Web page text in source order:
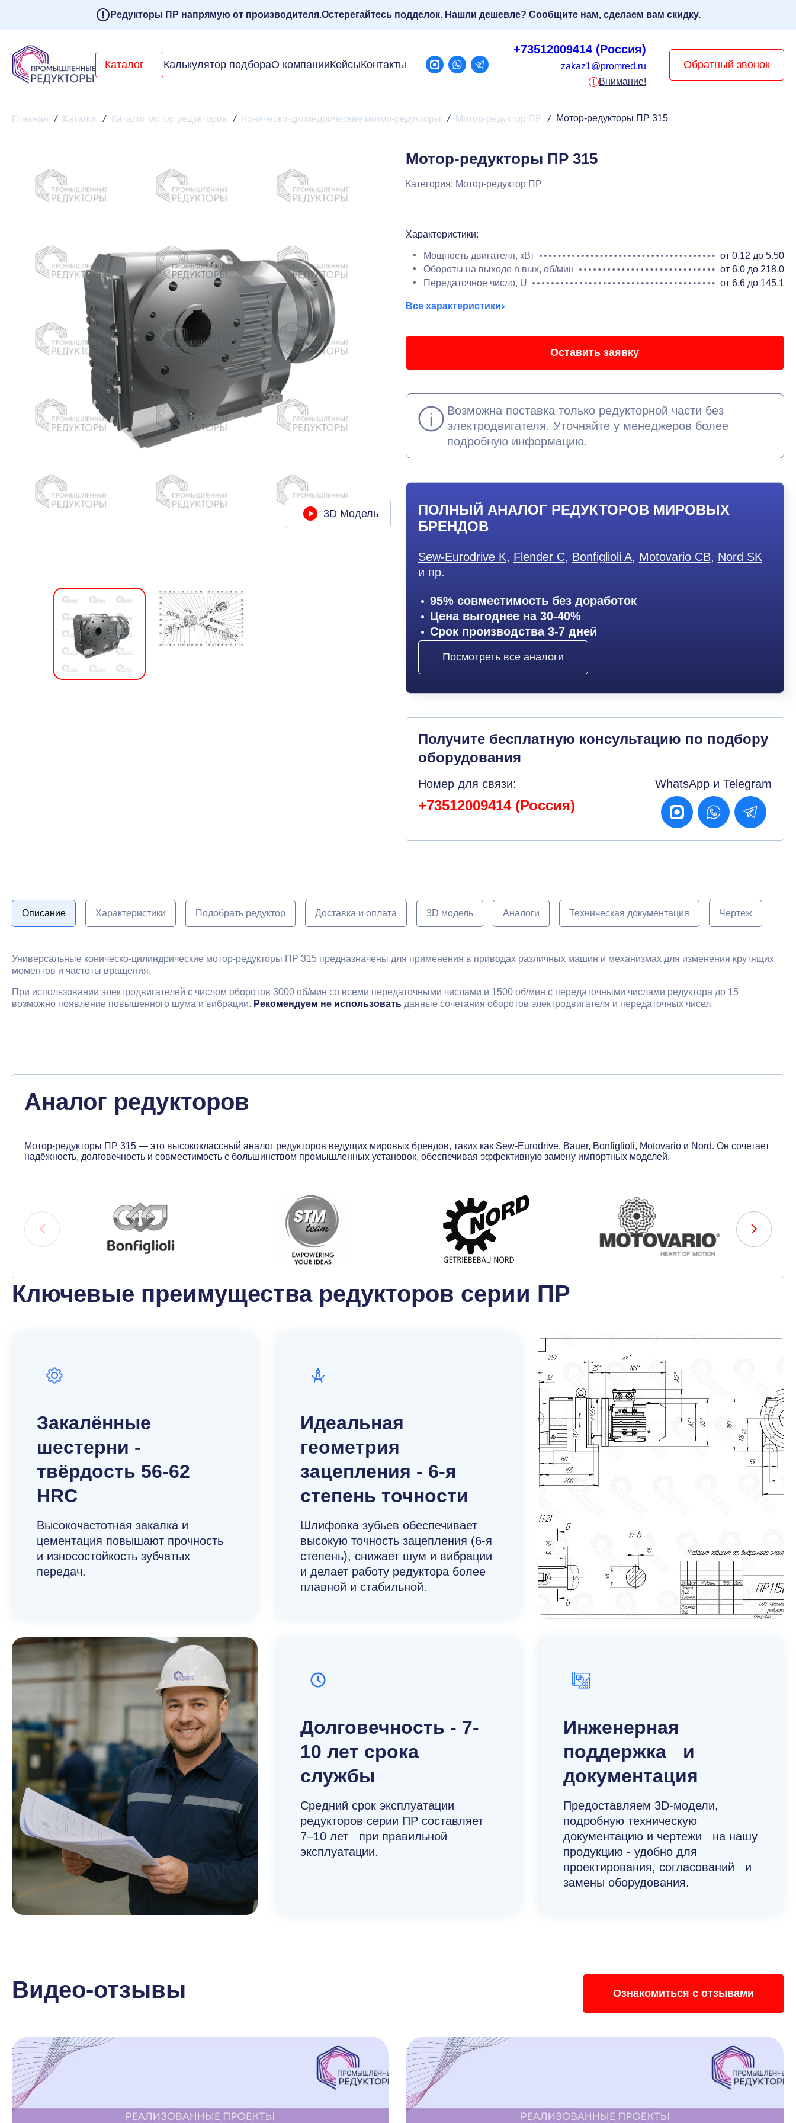
Редукторы ПР напрямую от производителя.Остерегайтесь подделок. Нашли дешевле? Сообщите нам, сделаем вам скидку.
Каталог Калькулятор подбораО компанииКейсыКонтакты
+73512009414 (Россия)
zakaz1@promred.ru
Внимание!
Обратный звонок
Главная / Каталог / Каталог мотор редукторов / Коническо-цилиндрические мотор-редукторы / Мотор-редуктор ПР / Мотор-редукторы ПР 315
3D Модель
Мотор-редукторы ПР 315
Категория: Мотор-редуктор ПР
Характеристики:
Мощность двигателя, кВт
от 0.12 до 5.50
Обороты на выходе n вых, об/мин
от 6.0 до 218.0
Передаточное число, U
от 6.6 до 145.1
Все характеристики
Оставить заявку
Возможна поставка только редукторной части без
электродвигателя. Уточняйте у менеджеров более
подробную информацию.
ПОЛНЫЙ АНАЛОГ РЕДУКТОРОВ МИРОВЫХ
БРЕНДОВ
Sew-Eurodrive K, Flender C, Bonfiglioli A, Motovario CB, Nord SK
и пр.
95% совместимость без доработок
Цена выгоднее на 30-40%
Срок производства 3-7 дней
Посмотреть все аналоги
Получите бесплатную консультацию по подбору
оборудования
Номер для связи:
+73512009414 (Россия)
WhatsApp и Telegram
Описание Характеристики Подобрать редуктор Доставка и оплата 3D модель Аналоги Техническая документация Чертеж
Универсальные коническо-цилиндрические мотор-редукторы ПР 315 предназначены для применения в приводах различных машин и механизмах для изменения крутящих
моментов и частоты вращения.
При использовании электродвигателей с числом оборотов 3000 об/мин со всеми передаточными числами и 1500 об/мин с передаточными числами редуктора до 15
возможно появление повышенного шума и вибрации. Рекомендуем не использовать данные сочетания оборотов электродвигателя и передаточных чисел.
Аналог редукторов
Мотор-редукторы ПР 315 — это высококлассный аналог редукторов ведущих мировых брендов, таких как Sew-Eurodrive, Bauer, Bonfiglioli, Motovario и Nord. Он сочетает
надёжность, долговечность и совместимость с большинством промышленных установок, обеспечивая эффективную замену импортных моделей.
Ключевые преимущества редукторов серии ПР
Закалённые
шестерни -
твёрдость 56-62
HRC
Высокочастотная закалка и
цементация повышают прочность
и износостойкость зубчатых
передач.
Идеальная
геометрия
зацепления - 6-я
степень точности
Шлифовка зубьев обеспечивает
высокую точность зацепления (6-я
степень), снижает шум и вибрации
и делает работу редуктора более
плавной и стабильной.
Долговечность - 7-
10 лет срока
службы
Средний срок эксплуатации
редукторов серии ПР составляет
7–10 лет при правильной
эксплуатации.
Инженерная
поддержка и
документация
Предоставляем 3D-модели,
подробную техническую
документацию и чертежи на нашу
продукцию - удобно для
проектирования, согласований и
замены оборудования.
Видео-отзывы Ознакомиться с отзывами